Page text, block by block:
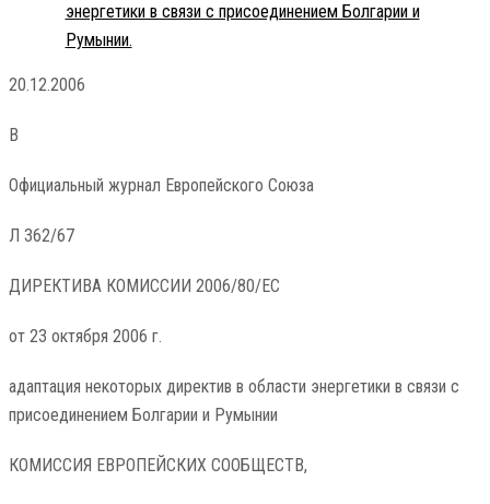
энергетики в связи с присоединением Болгарии и
Румынии.
20.12.2006
В
Официальный журнал Европейского Союза
Л 362/67
ДИРЕКТИВА КОМИССИИ 2006/80/EC
от 23 октября 2006 г.
адаптация некоторых директив в области энергетики в связи с
присоединением Болгарии и Румынии
КОМИССИЯ ЕВРОПЕЙСКИХ СООБЩЕСТВ,